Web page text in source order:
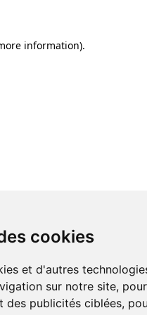
cookies
et d'autres
sur notre site,
des publicités ciblées,
information).